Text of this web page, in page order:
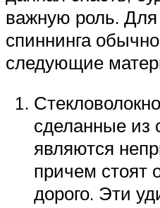
важную роль. Для
спиннинга
следующие
сделанные из
являются
причем стоят
дорого. Эти